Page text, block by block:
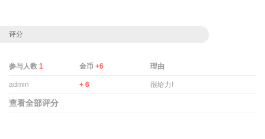
评分
参与人数 1 金币+6 理由
admin + 6 很给力!
查看全部评分